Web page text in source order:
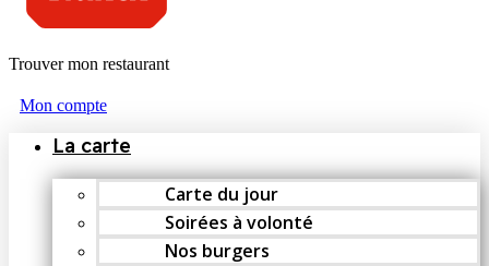
Trouver mon restaurant
Mon compte
La carte
Carte du jour
Soirées à volonté
Nos burgers